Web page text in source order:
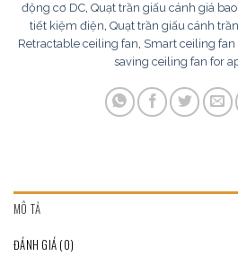
động cơ DC, Quạt trần giấu cánh giá
tiết kiệm điện, Quạt trần giấu cánh
Retractable ceiling fan, Smart ceiling
saving ceiling fan for
MÔ TẢ
ĐÁNH GIÁ (0)